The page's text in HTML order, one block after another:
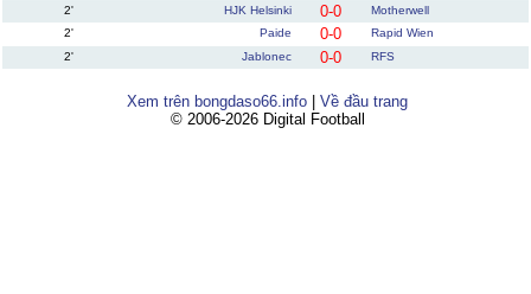
2'
HJK Helsinki 0-0
Motherwell
2'
Paide 0-0
Rapid Wien
2'
Jablonec 0-0 RFS
Xem trên bongdaso66.info
Về đầu trang
© 2006-2026 Digital Football